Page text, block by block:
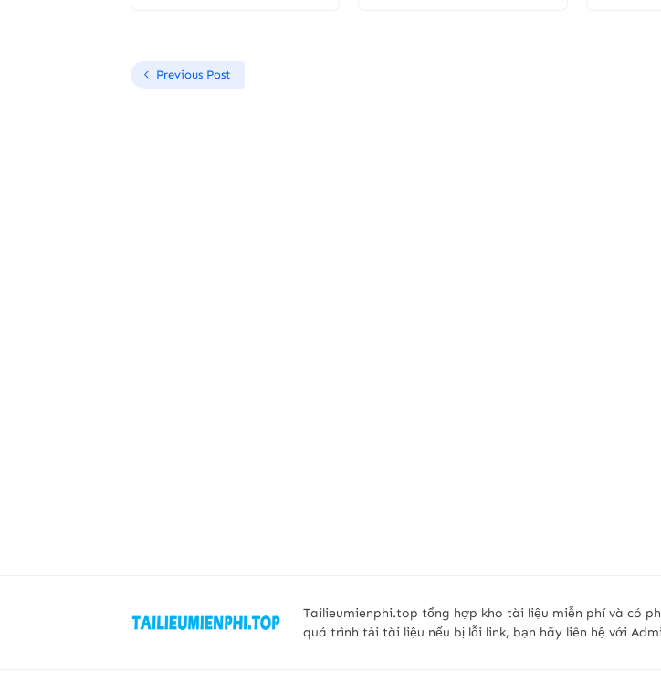
Previous Post
Tailieumienphi.top tổng hợp kho tài liệu miễn phí và có
quá trình tải tài liệu nếu bị lỗi link, bạn hãy liên hệ với